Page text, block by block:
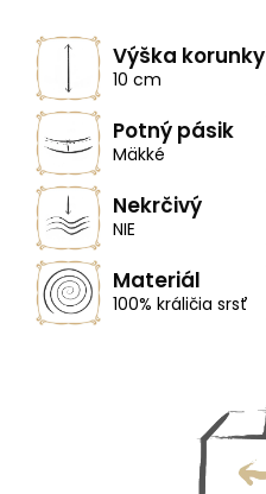
Výška korunky
10 cm
Potný pásik
Mäkké
Nekrčivý
NIE
Materiál
100% králičia srsť